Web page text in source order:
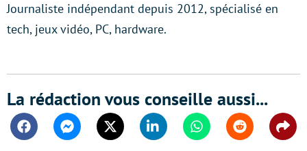
Journaliste indépendant depuis 2012, spécialisé en
tech, jeux vidéo, PC, hardware.
La rédaction vous conseille aussi...
FacebookMessengerTwitter Linkedin WhatsappReddit